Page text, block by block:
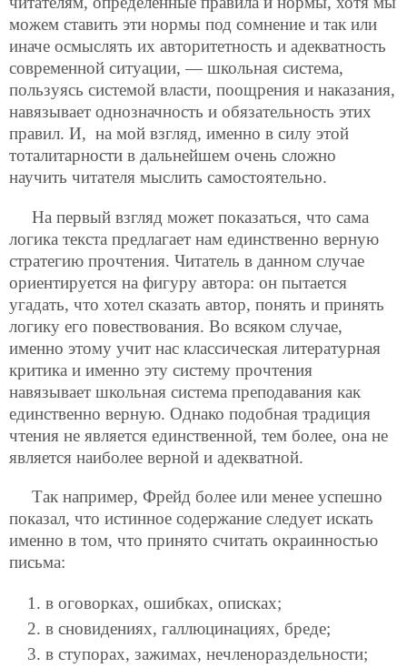
можем ставить эти нормы под сомнение и так или
иначе осмыслять их авторитетность и адекватность
современной ситуации, — школьная система,
пользуясь системой власти, поощрения и наказания,
навязывает однозначность и обязательность этих
правил. И, на мой взгляд, именно в силу этой
тоталитарности в дальнейшем очень сложно
научить читателя мыслить самостоятельно.
На первый взгляд может показаться, что сама
логика текста предлагает нам единственно верную
стратегию прочтения. Читатель в данном случае
ориентируется на фигуру автора: он пытается
угадать, что хотел сказать автор, понять и принять
логику его повествования. Во всяком случае,
именно этому учит нас классическая литературная
критика и именно эту систему прочтения
навязывает школьная система преподавания как
единственно верную. Однако подобная традиция
чтения не является единственной, тем более, она не
является наиболее верной и адекватной.
Так например, Фрейд более или менее успешно
показал, что истинное содержание следует искать
именно в том, что принято считать окраинностью
письма:
в оговорках, ошибках, описках;
в сновидениях, галлюцинациях, бреде;
в ступорах, зажимах, нечленораздельности;